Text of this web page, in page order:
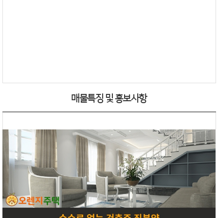
매물특징 및 홍보사항